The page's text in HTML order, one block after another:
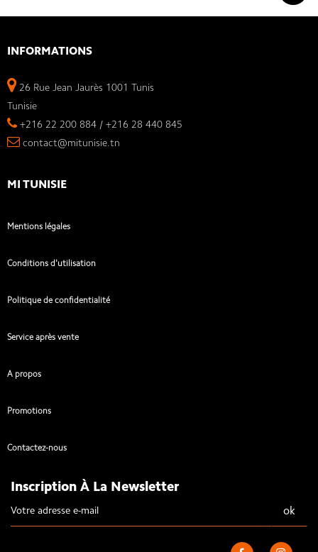
INFORMATIONS
26 Rue Jean Jaurès 1001 Tunis
Tunisie
+216 22 200 884 / +216 28 440 845
contact@mitunisie.tn
MI TUNISIE
Mentions légales
Conditions d'utilisation
Politique de confidentialité
Service après vente
A propos
Promotions
Contactez-nous
Inscription À La Newsletter